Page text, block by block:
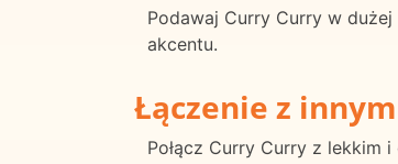
Podawaj Curry Curry w
akcentu.
Łączenie z
Połącz Curry Curry z lekkim